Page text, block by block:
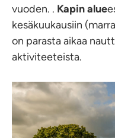
vuoden. . Kapin alue
kesäkuukausiin
on parasta aikaa
aktiviteeteista.